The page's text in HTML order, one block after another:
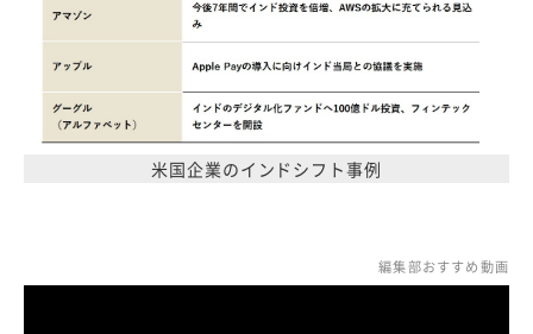
米国企業のインドシフト事例
編集部おすすめ動画